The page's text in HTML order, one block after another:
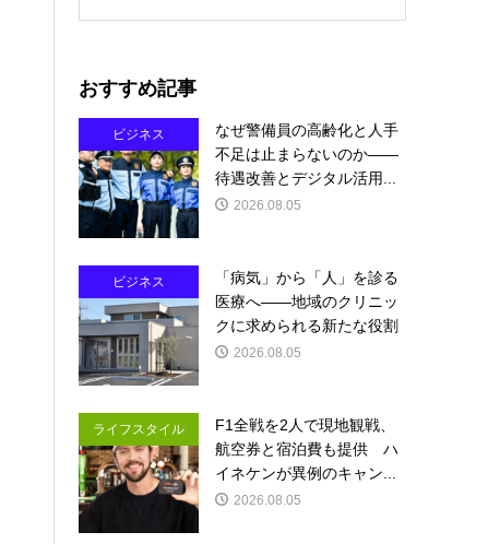
おすすめ記事
ビジネス
なぜ警備員の高齢化と人手
不足は止まらないのか――
待遇改善とデジタル活用...
2026.08.05
ビジネス
「病気」から「人」を診る
医療へ――地域のクリニッ
クに求められる新たな役割
2026.08.05
ライフスタイル
F1全戦を2人で現地観戦、
航空券と宿泊費も提供 ハ
イネケンが異例のキャン...
2026.08.05